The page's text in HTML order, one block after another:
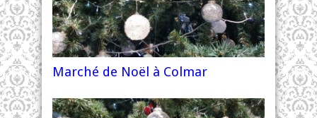
Marché de Noël à Colmar